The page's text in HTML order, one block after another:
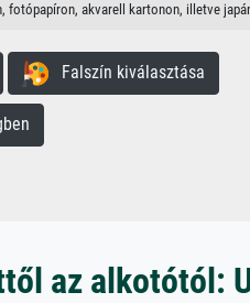
fotópapíron, akvarell kartonon, illetve
Falszín kiválasztása
az alkotótól: